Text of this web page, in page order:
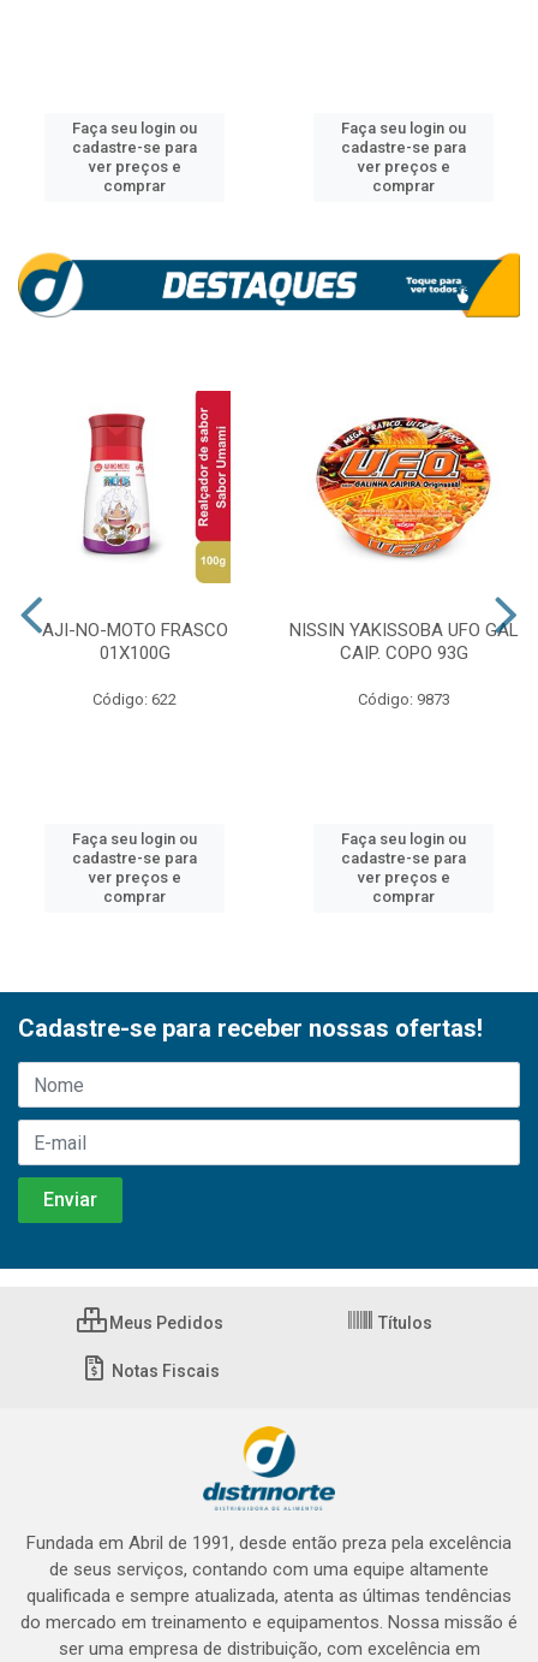
Faça seu login ou
cadastre-se para
ver preços e
comprar
Faça seu login ou
cadastre-se para
ver preços e
comprar
AJI-NO-MOTO FRASCO
01X100G
Código: 622
Faça seu login ou
cadastre-se para
ver preços e
comprar
NISSIN YAKISSOBA UFO GAL
CAIP. COPO 93G
Código: 9873
Faça seu login ou
cadastre-se para
ver preços e
comprar
Cadastre-se para receber nossas ofertas!
Meus Pedidos Títulos
Notas Fiscais
Fundada em Abril de 1991, desde então preza pela excelência
de seus serviços, contando com uma equipe altamente
qualificada e sempre atualizada, atenta as últimas tendências
do mercado em treinamento e equipamentos. Nossa missão é
ser uma empresa de distribuição, com excelência em